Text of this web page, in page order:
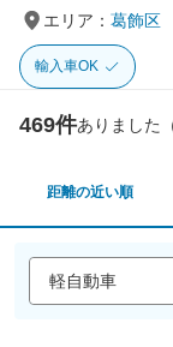
エリア： 葛飾区
輸入車OK
469件ありました
距離の近い順